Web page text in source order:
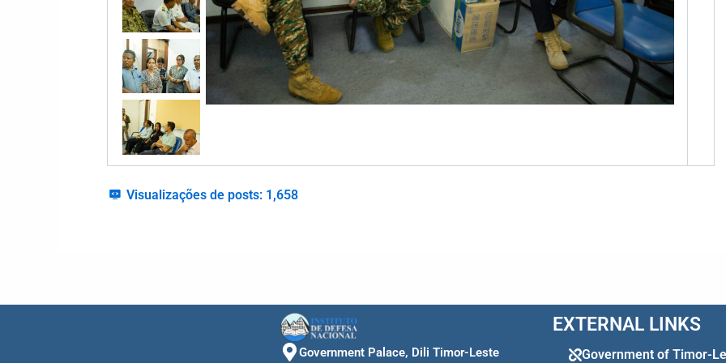
Visualizações de posts: 1,658
Government Palace, Dili Timor-Leste
EXTERNAL LINKS
Government of Timor-